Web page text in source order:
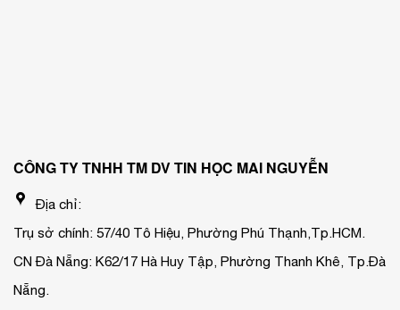
CÔNG TY TNHH TM DV TIN HỌC MAI NGUYỄN
Địa chỉ:
Trụ sở chính: 57/40 Tô Hiệu, Phường Phú Thạnh,Tp.HCM.
CN Đà Nẵng: K62/17 Hà Huy Tập, Phường Thanh Khê, Tp.Đà
Nẵng.